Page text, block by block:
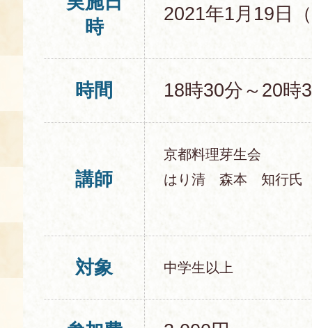
時
2021年1月19日
時間 18時30分～20時
講師
京都料理芽生会
はり清 森本 知行氏
対象 中学生以上